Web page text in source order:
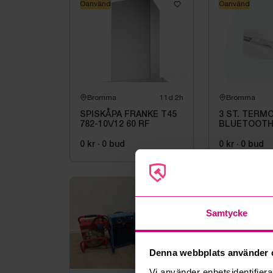
Samtycke
Denna webbplats använder
Bromma 11d 2h
SPISKÅPA FRANKE T45
782-10\/12 60 RF
0 kr · 0 bud
Oanvänd
Bromma
3 ST.
0 kr · 0 bud
Oanvänd